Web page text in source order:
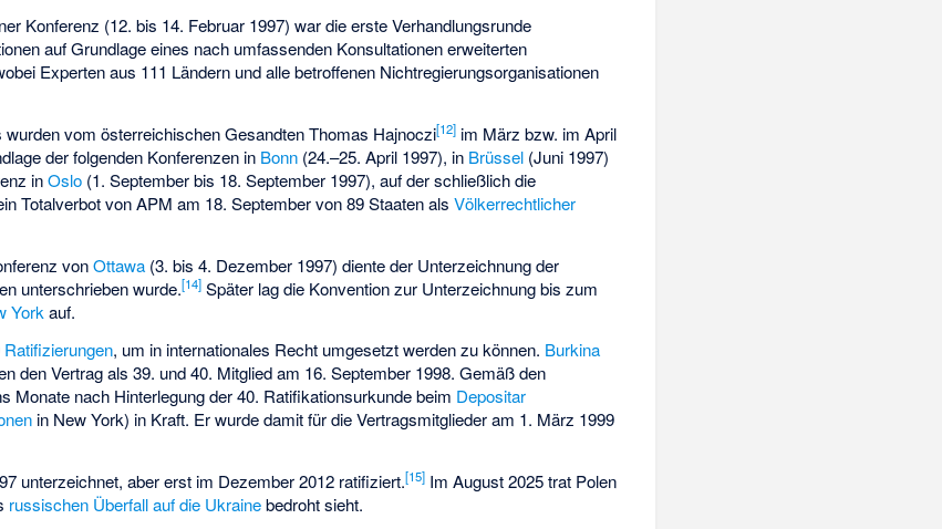
Konferenz (12. bis 14. Februar 1997) war die erste Verhandlungsrunde
auf Grundlage eines nach umfassenden Konsultationen erweiterten
Experten aus 111 Ländern und alle betroffenen Nichtregierungsorganisationen
vom österreichischen Gesandten Thomas Hajnoczi[12] im März bzw. im April
der folgenden Konferenzen in Bonn (24.–25. April 1997), in Brüssel (Juni 1997)
inOslo (1. September bis 18. September 1997), auf der schließlich die
Totalverbot von APM am 18. September von 89 Staaten alsVölkerrechtlicher
vonOttawa (3. bis 4. Dezember 1997) diente der Unterzeichnung der
unterschrieben wurde.[14] Später lag die Konvention zur Unterzeichnung bis zum
York auf.
Ratifizierungen, um in internationales Recht umgesetzt werden zu können. Burkina
den Vertrag als 39. und 40. Mitglied am 16. September 1998. Gemäß den
Monate nach Hinterlegung der 40. Ratifikationsurkunde beim Depositar
in New York) in Kraft. Er wurde damit für die Vertragsmitglieder am 1. März 1999
unterzeichnet, aber erst im Dezember 2012 ratifiziert.[15] Im August 2025 trat Polen
russischen Überfall auf die Ukrainebedroht sieht.